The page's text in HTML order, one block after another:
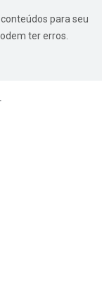
para seu
ter erros.